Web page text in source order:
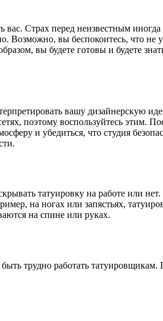
Страх перед неизвестным
Возможно, вы беспокоитесь, что не
вы будете готовы и будете
вашу дизайнерскую
поэтому воспользуйтесь этим.
и убедиться, что студия
татуировку на работе или
на ногах или запястьях,
на спине или руках.
трудно работать татуировщикам.